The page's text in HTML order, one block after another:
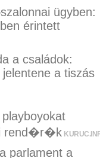
ügyben:
érintett
a családok:
a tiszás
rend�r�k
parlament a